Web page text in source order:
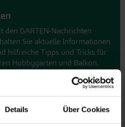
Details Über Cookies
den GARTEN-Nachrichten
Sie aktuelle Informationen
hilfreiche Tipps und Tricks für
Hobbygarten und Balkon.
kostenlos anmelden